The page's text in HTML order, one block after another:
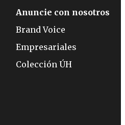
Anuncie con nosotros
Brand Voice
Empresariales
Colección ÚH